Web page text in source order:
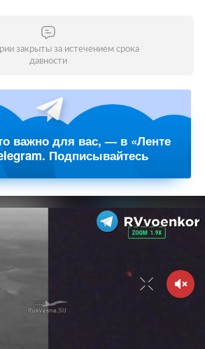
закрыты за истечением срока
давности
важно для вас, — в «Ленте
Подписывайтесь